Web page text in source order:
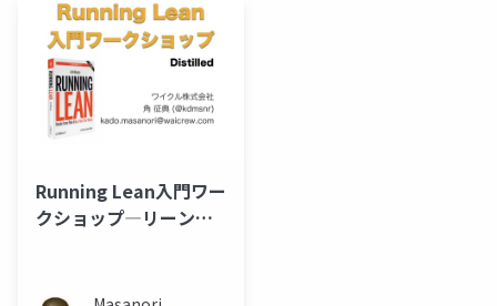
Running Lean入門ワー
クショップ―リーンキ